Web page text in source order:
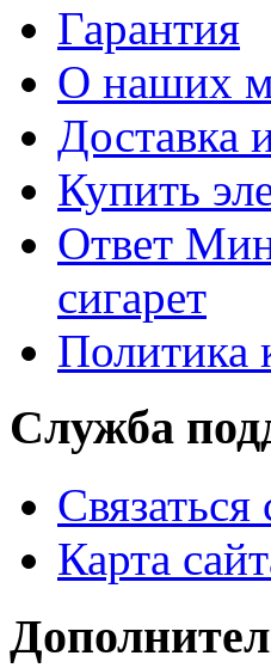
Гарантия
О наших
Доставка
Купить
Ответ
сигарет
Политика
Служба
Карта